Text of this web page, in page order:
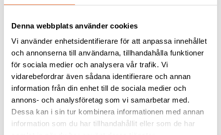
Denna webbplats använder cookies
Vi använder enhetsidentifierare för att anpassa innehållet
och annonserna till användarna, tillhandahålla funktioner
för sociala medier och analysera vår trafik. Vi
vidarebefordrar även sådana identifierare och annan
information från din enhet till de sociala medier och
annons- och analysföretag som vi samarbetar med.
Dessa kan i sin tur kombinera informationen med annan
information som du har tillhandahållit eller som de har
Dogman bajspåsar
med knythandtag 50-
pack - Lime
22,5 x 28 cm
Dogman bajspåsar
med knythandtag 50-
pack - Lila
22,5 x 28 cm